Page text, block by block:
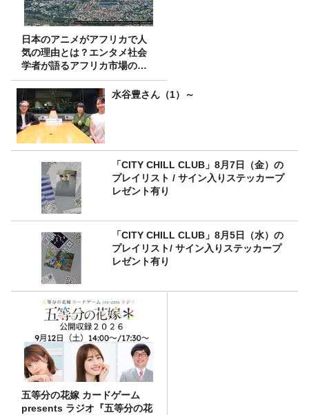
日本のアニメがアフリカで人
気の理由とは？エンタメ社会
学者が語るアフリカ市場のリ
アル
水谷豊さん（1）～
「CITY CHILL CLUB」8月7日（金）の
プレイリスト / サイン入りステッカープ
レゼント有り
「CITY CHILL CLUB」8月5日（水）の
プレイリスト/ サイン入りステッカープ
レゼント有り
五等分の花嫁 カードゲーム
presents ラジオ『五等分の花